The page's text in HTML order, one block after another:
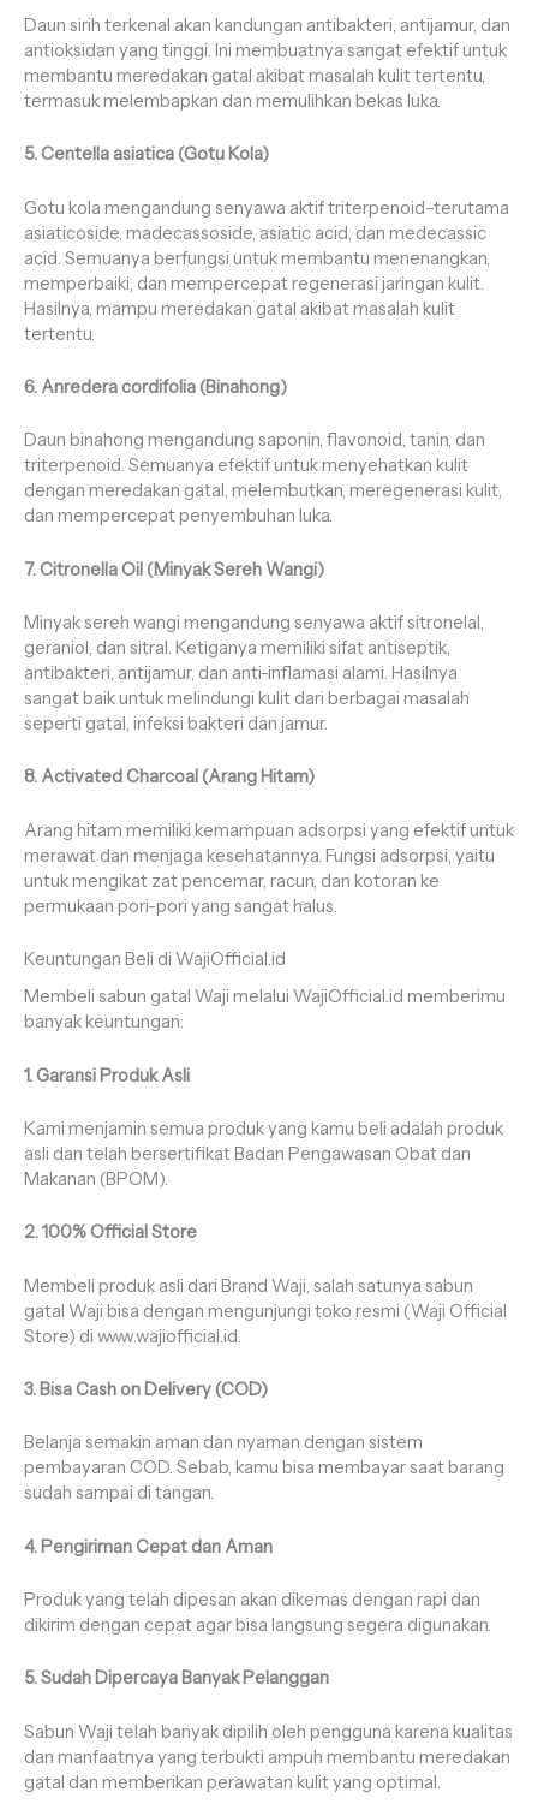
Daun sirih terkenal akan kandungan antibakteri, antijamur, dan
antioksidan yang tinggi. Ini membuatnya sangat efektif untuk
membantu meredakan gatal akibat masalah kulit tertentu,
termasuk melembapkan dan memulihkan bekas luka.
5. Centella asiatica (Gotu Kola)
Gotu kola mengandung senyawa aktif triterpenoid–terutama
asiaticoside, madecassoside, asiatic acid, dan medecassic
acid. Semuanya berfungsi untuk membantu menenangkan,
memperbaiki, dan mempercepat regenerasi jaringan kulit.
Hasilnya, mampu meredakan gatal akibat masalah kulit
tertentu.
6. Anredera cordifolia (Binahong)
Daun binahong mengandung saponin, flavonoid, tanin, dan
triterpenoid. Semuanya efektif untuk menyehatkan kulit
dengan meredakan gatal, melembutkan, meregenerasi kulit,
dan mempercepat penyembuhan luka.
7. Citronella Oil (Minyak Sereh Wangi)
Minyak sereh wangi mengandung senyawa aktif sitronelal,
geraniol, dan sitral. Ketiganya memiliki sifat antiseptik,
antibakteri, antijamur, dan anti-inflamasi alami. Hasilnya
sangat baik untuk melindungi kulit dari berbagai masalah
seperti gatal, infeksi bakteri dan jamur.
8. Activated Charcoal (Arang Hitam)
Arang hitam memiliki kemampuan adsorpsi yang efektif untuk
merawat dan menjaga kesehatannya. Fungsi adsorpsi, yaitu
untuk mengikat zat pencemar, racun, dan kotoran ke
permukaan pori-pori yang sangat halus.
Keuntungan Beli di WajiOfficial.id
Membeli sabun gatal Waji melalui WajiOfficial.id memberimu
banyak keuntungan:
1. Garansi Produk Asli
Kami menjamin semua produk yang kamu beli adalah produk
asli dan telah bersertifikat Badan Pengawasan Obat dan
Makanan (BPOM).
2. 100% Official Store
Membeli produk asli dari Brand Waji, salah satunya sabun
gatal Waji bisa dengan mengunjungi toko resmi (Waji Official
Store) di www.wajiofficial.id.
3. Bisa Cash on Delivery (COD)
Belanja semakin aman dan nyaman dengan sistem
pembayaran COD. Sebab, kamu bisa membayar saat barang
sudah sampai di tangan.
4. Pengiriman Cepat dan Aman
Produk yang telah dipesan akan dikemas dengan rapi dan
dikirim dengan cepat agar bisa langsung segera digunakan.
5. Sudah Dipercaya Banyak Pelanggan
Sabun Waji telah banyak dipilih oleh pengguna karena kualitas
dan manfaatnya yang terbukti ampuh membantu meredakan
gatal dan memberikan perawatan kulit yang optimal.